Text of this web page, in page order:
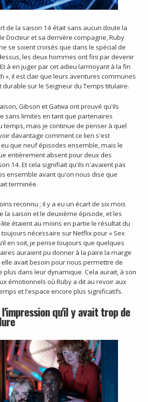
de la saison 14 était sans aucun doute la
Docteur et sa dernière compagne, Ruby
se soient croisés que dans le spécial de
les deux hommes ont fini par devenir
à en juger par cet adieu larmoyant à la fin
», il est clair que leurs aventures communes
durable sur le Seigneur du Temps titulaire.
Gibson et Gatwa ont prouvé qu'ils
sans limites en tant que partenaires
temps, mais je continue de penser à quel
davantage comment ce lien s'est
que neuf épisodes ensemble, mais le
entièrement absent pour deux des
14. Et cela signifiait qu'ils n'avaient pas
ensemble avant qu'on nous dise que
terminée.
reconnu ; il y a eu un écart de six mois
la saison et le deuxième épisode, et les
étaient au moins en partie le résultat du
nécessaire sur Netflix pour « Sex
en soit, je pense toujours que quelques
auraient pu donner à la paire la marge
avait besoin pour nous permettre de
plus dans leur dynamique. Cela aurait, à son
émotionnels où Ruby a dit au revoir aux
et l'espace encore plus significatifs.
qu'il y avait trop de